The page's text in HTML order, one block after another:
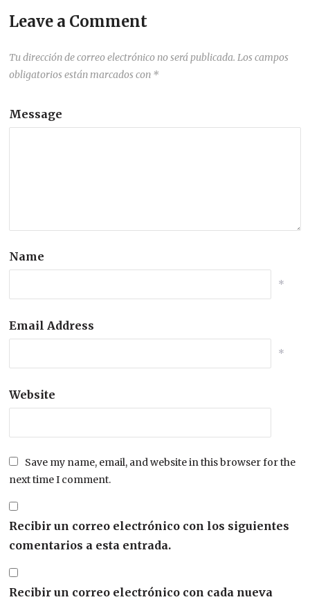
Leave a Comment
Tu dirección de correo electrónico no será publicada. Los campos
obligatorios están marcados con *
Message
Name
*
Email Address
*
Website
Save my name, email, and website in this browser for the
next time I comment.
Recibir un correo electrónico con los siguientes
comentarios a esta entrada.
Recibir un correo electrónico con cada nueva